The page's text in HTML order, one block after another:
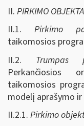
II. PIRKIMO
II.1. Pirkimo
taikomosios
II.2. Trumpas
Perkančiosios
taikomosios
modelį aprašymo
II.2.1. Pirkimo